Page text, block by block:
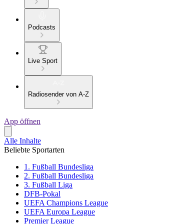
Podcasts
Live Sport
Radiosender von A-Z
App öffnen
Alle Inhalte
Beliebte Sportarten
1. Fußball Bundesliga
2. Fußball Bundesliga
3. Fußball Liga
DFB-Pokal
UEFA Champions League
UEFA Europa League
Premier League